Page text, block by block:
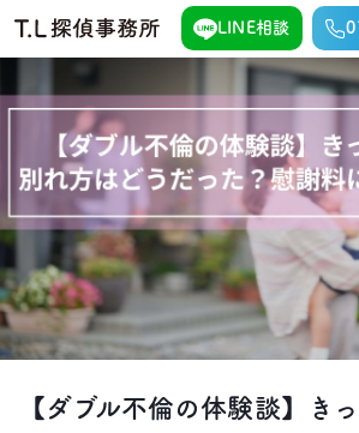
LINE相談
【ダブル不倫の体験談】き